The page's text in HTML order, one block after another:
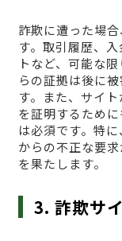
詐欺に遭った場合
す。取引履歴、
トなど、可能な
らの証拠は後に
す。また、サイ
を証明するため
は必須です。特
からの不正な要
を果たします。
3. 詐欺サ